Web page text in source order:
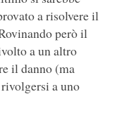
a risolvere il
però il
a un altro
il danno (ma
a uno